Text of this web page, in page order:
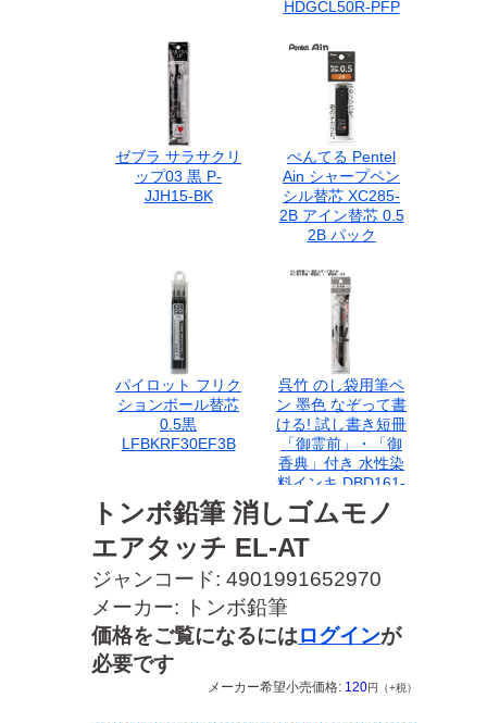
トンボ鉛筆 消しゴムモノ
エアタッチ EL-AT
ジャンコード: 4901991652970
メーカー: トンボ鉛筆
価格をご覧になるにはログインが
必要です
メーカー希望小売価格: 120円（+税）
HDGCL50R-PFP
ゼブラ サラサクリ
ップ03 黒 P-
JJH15-BK
ぺんてる Pentel
Ain シャープペン
シル替芯 XC285-
2B アイン替芯 0.5
2B パック
パイロット フリク
ションボール替芯
0.5黒
LFBKRF30EF3B
呉竹 のし袋用筆ペ
ン 墨色 なぞって書
ける! 試し書き短冊
「御霊前」・「御
香典」付き 水性染
料インキ DBD161-
82S